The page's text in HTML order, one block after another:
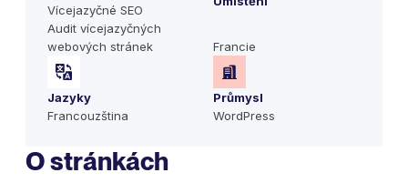
Vícejazyčné SEO
Audit vícejazyčných
webových stránek
Francie
Jazyky
Francouzština
Průmysl
WordPress
O stránkách